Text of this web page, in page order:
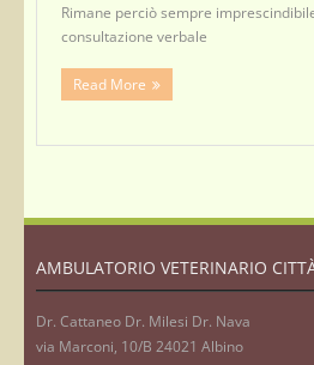
Rimane perciò sempre
consultazione verbale
Read More
AMBULATORIO VETERINARIO
Dr. Cattaneo Dr. Milesi Dr. Nava
via Marconi, 10/B 24021 Albino